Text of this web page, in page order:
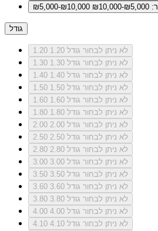
₪5,000-₪10,000
גודל
1.20
לא ניתן לבחור גודל 1.20
1.30
לא ניתן לבחור גודל 1.30
1.40
לא ניתן לבחור גודל 1.40
1.50
לא ניתן לבחור גודל 1.50
1.60
לא ניתן לבחור גודל 1.60
1.80
לא ניתן לבחור גודל 1.80
2.00
לא ניתן לבחור גודל 2.00
2.50
לא ניתן לבחור גודל 2.50
2.80
לא ניתן לבחור גודל 2.80
3.00
לא ניתן לבחור גודל 3.00
3.50
לא ניתן לבחור גודל 3.50
3.60
לא ניתן לבחור גודל 3.60
3.80
לא ניתן לבחור גודל 3.80
4.00
לא ניתן לבחור גודל 4.00
4.10
לא ניתן לבחור גודל 4.10